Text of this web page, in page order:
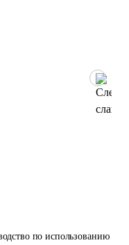
по использованию